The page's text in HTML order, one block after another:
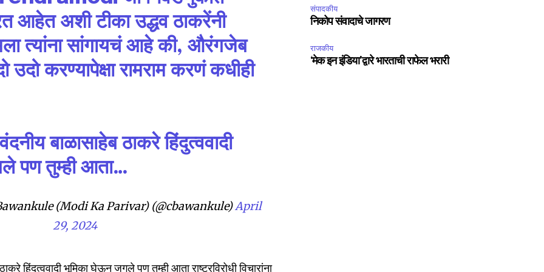
be part
address on our website or click
we respect your privacy and
is safe with us.
SUBSCRIBE
आहेत अशी टीका उद्धव ठाकरेंनी
त्यांना सांगायचं आहे की, औरंगजेब
उदो करण्यापेक्षा रामराम करणं कधीही
बाळासाहेब ठाकरे हिंदुत्ववादी
पण तुम्ही आता…
(Modi Ka Parivar) (@cbawankule)April
29, 2024
हिंदुत्ववादी भूमिका घेऊन जगले पण तुम्ही आता राष्ट्रविरोधी विचारांना
संपादकीय
निकोप संवादाचे जागरण
राजकीय
‘मेक इन इंडिया’द्वारे भारताची राफेल भरारी